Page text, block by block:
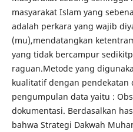
masyarakat Islam yang
adalah perkara yang wajib
(mu),mendatangkan
yang tidak bercampur
raguan.Metode yang
kualitatif dengan
pengumpulan data yaitu :
dokumentasi. Berdasalkan
bahwa Strategi Dakwah